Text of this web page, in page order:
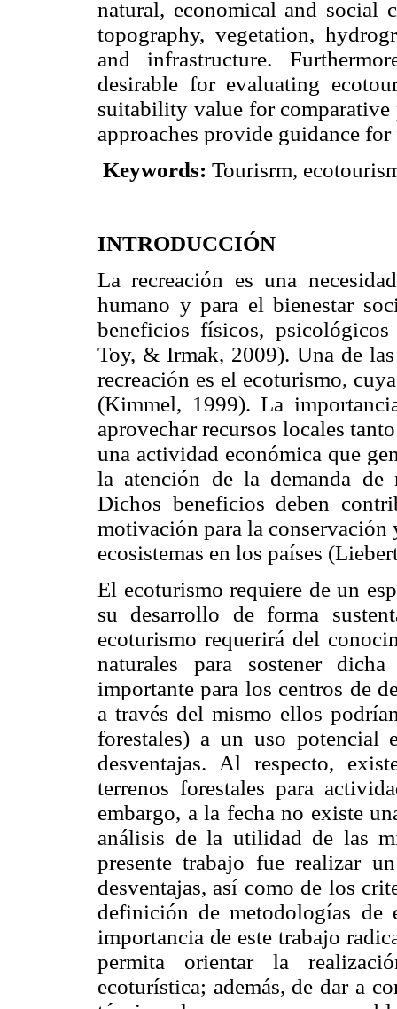
natural, economical and social
topography, vegetation,
and infrastructure.
desirable for evaluating
suitability value for
approaches provide guidance
Keywords: Tourisrm,
INTRODUCCIÓN
La recreación es una
humano y para el bienestar
beneficios físicos,
Toy, & Irmak, 2009). Una de
recreación es el ecoturismo,
(Kimmel, 1999). La
aprovechar recursos locales
una actividad económica que
la atención de la demanda de
Dichos beneficios deben
motivación para la conservación
ecosistemas en los países
El ecoturismo requiere de un
su desarrollo de forma
ecoturismo requerirá del
naturales para sostener
importante para los centros de
a través del mismo ellos
forestales) a un uso potencial
desventajas. Al respecto,
terrenos forestales para
embargo, a la fecha no existe
análisis de la utilidad de las
presente trabajo fue realizar
desventajas, así como de los
definición de metodologías de
importancia de este trabajo
permita orientar la
ecoturística; además, de dar a